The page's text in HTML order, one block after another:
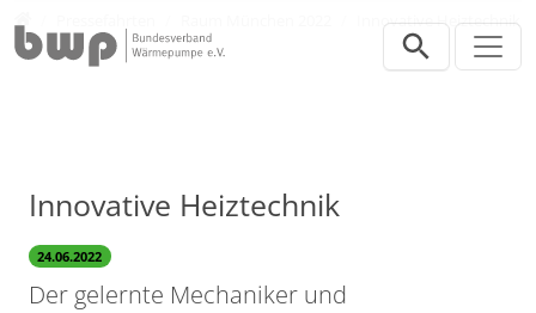
Innovative Heiztechnik
Innovative Heiztechnik
24.06.2022
Der gelernte Mechaniker und